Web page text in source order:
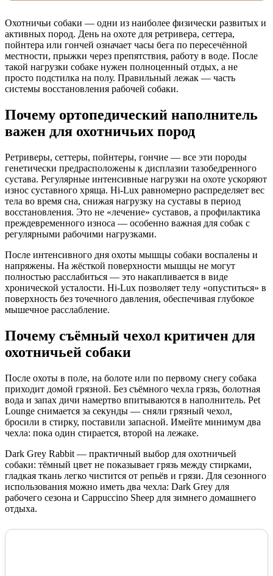
Охотничьи собаки — одни из наиболее физически развитых и
активных пород. День на охоте для ретривера, сеттера,
пойнтера или гончей означает часы бега по пересечённой
местности, прыжки через препятствия, работу в воде. После
такой нагрузки собаке нужен полноценный отдых, а не
просто подстилка на полу. Правильный лежак — часть
системы восстановления рабочей собаки.
Почему ортопедический наполнитель
важен для охотничьих пород
Ретриверы, сеттеры, пойнтеры, гончие — все эти породы
генетически предрасположены к дисплазии тазобедренного
сустава. Регулярные интенсивные нагрузки на охоте ускоряют
износ суставного хряща. Hi-Lux равномерно распределяет вес
тела во время сна, снижая нагрузку на суставы в период
восстановления. Это не «лечение» суставов, а профилактика
преждевременного износа — особенно важная для собак с
регулярными рабочими нагрузками.
После интенсивного дня охоты мышцы собаки воспалены и
напряжены. На жёсткой поверхности мышцы не могут
полностью расслабиться — это накапливается в виде
хронической усталости. Hi-Lux позволяет телу «опуститься» в
поверхность без точечного давления, обеспечивая глубокое
мышечное расслабление.
Почему съёмный чехол критичен для
охотничьей собаки
После охоты в поле, на болоте или по первому снегу собака
приходит домой грязной. Без съёмного чехла грязь, болотная
вода и запах дичи намертво впитываются в наполнитель. Pet
Lounge снимается за секунды — сняли грязный чехол,
бросили в стирку, поставили запасной. Имейте минимум два
чехла: пока один стирается, второй на лежаке.
Dark Grey Rabbit — практичный выбор для охотничьей
собаки: тёмный цвет не показывает грязь между стирками,
гладкая ткань легко чистится от репьёв и грязи. Для сезонного
использования можно иметь два чехла: Dark Grey для
рабочего сезона и Cappuccino Sheep для зимнего домашнего
отдыха.